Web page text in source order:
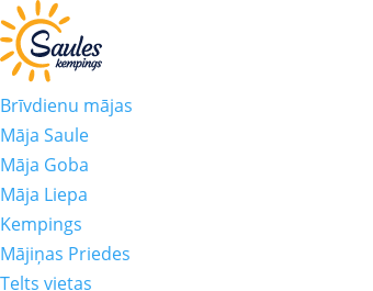
Brīvdienu mājas
Māja Saule
Māja Goba
Māja Liepa
Kempings
Mājiņas Priedes
Telts vietas